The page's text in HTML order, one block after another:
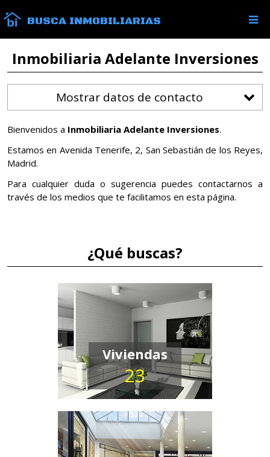
BUSCA INMOBILIARIAS
Inmobiliaria Adelante Inversiones
Mostrar datos de contacto
Bienvenidos a Inmobiliaria Adelante Inversiones.
Estamos en Avenida Tenerife, 2, San Sebastián de los Reyes,
Madrid.
Para cualquier duda o sugerencia puedes contactarnos a
través de los medios que te facilitamos en esta página.
¿Qué buscas?
Viviendas
23